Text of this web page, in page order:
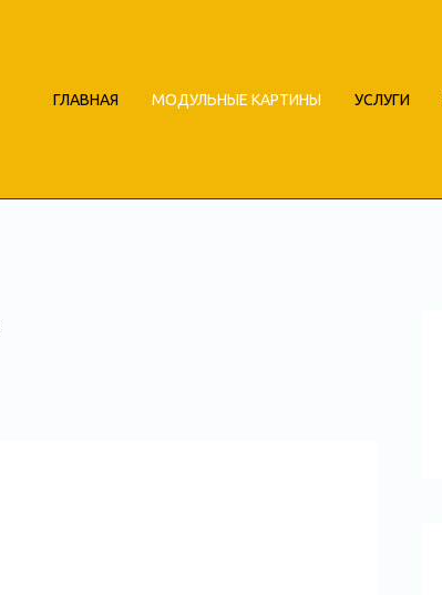
ГЛАВНАЯ МОДУЛЬНЫЕ КАРТИНЫ УСЛУГИ